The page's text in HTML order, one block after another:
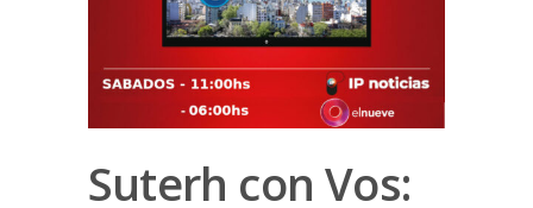
Suterh con Vos: